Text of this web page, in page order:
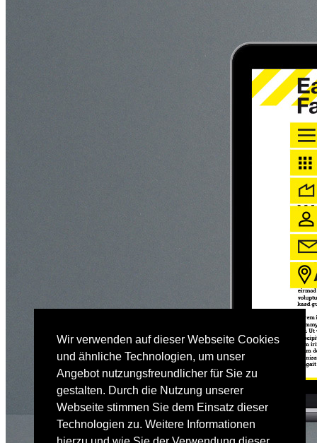
Wir verwenden auf dieser Webseite Cookies
und ähnliche Technologien, um unser
Angebot nutzungsfreundlicher für Sie zu
gestalten. Durch die Nutzung unserer
Webseite stimmen Sie dem Einsatz dieser
Technologien zu. Weitere Informationen